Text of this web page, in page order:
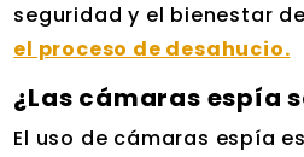
seguridad y el bienestar
el proceso de desahucio.
¿Las cámaras espía
El uso de cámaras espía